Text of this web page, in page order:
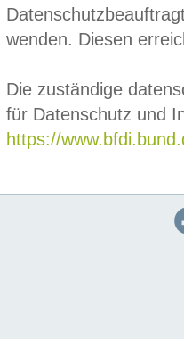
wenden. Diesen
Die zuständige
für Datenschutz und
https://